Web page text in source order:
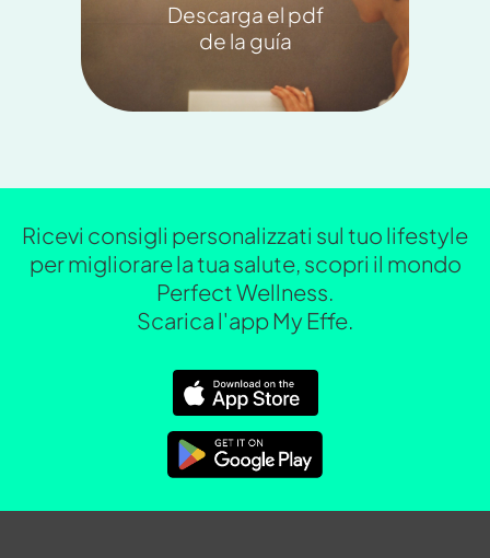
Descarga el pdf
de la guía
Ricevi consigli personalizzati sul tuo lifestyle
per migliorare la tua salute, scopri il mondo
Perfect Wellness.
Scarica l'app My Effe.